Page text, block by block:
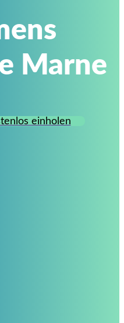
Marne
einholen